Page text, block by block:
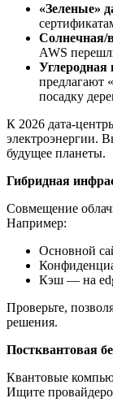
«Зеленые»
Солнечная/
AWS
Углеродная
предлагают
посадку
К 2026 дата-
электроэнергии.
будущее планеты.
Гибридная
Совмещение
Например:
Основной
Кэш — на
Проверьте,
решения.
Постквантовая
Квантовые
Ищите